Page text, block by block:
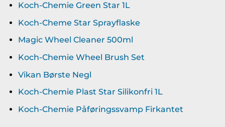
Koch-Chemie Green Star 1L
Koch-Cheme Star Sprayflaske
Magic Wheel Cleaner 500ml
Koch-Chemie Wheel Brush Set
Vikan Børste Negl
Koch-Chemie Plast Star Silikonfri 1L
Koch-Chemie Påføringssvamp Firkantet